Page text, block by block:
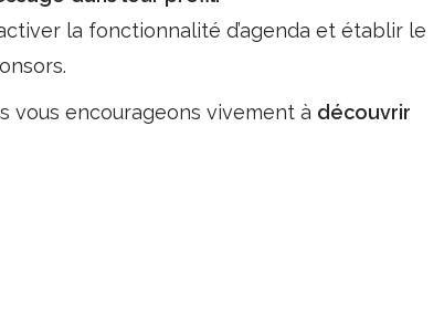
la fonctionnalité d’agenda et établir le
vous encourageons vivement à découvrir